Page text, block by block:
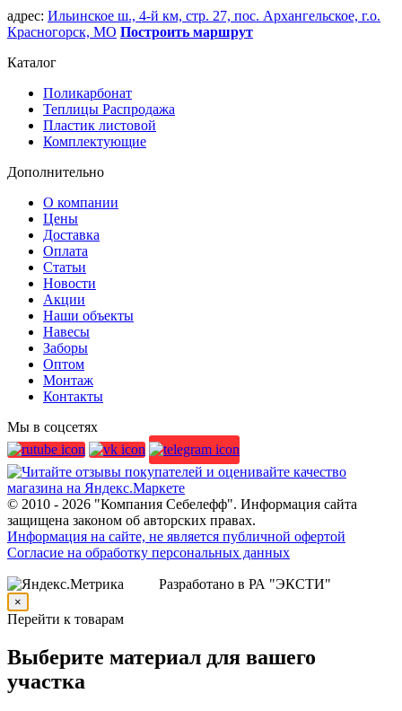
адрес: Ильинское ш., 4-й км, стр. 27, пос. Архангельское, г.о.
Красногорск, МО Построить маршрут
Каталог
Поликарбонат
Теплицы Распродажа
Пластик листовой
Комплектующие
Дополнительно
О компании
Цены
Доставка
Оплата
Статьи
Новости
Акции
Наши объекты
Навесы
Заборы
Оптом
Монтаж
Контакты
Мы в соцсетях
© 2010 - 2026 "Компания Себелефф". Информация сайта
защищена законом об авторских правах.
Информация на сайте, не является публичной офертой
Согласие на обработку персональных данных
Разработано в РА "ЭКСТИ"
×
Перейти к товарам
Выберите материал для вашего
участка